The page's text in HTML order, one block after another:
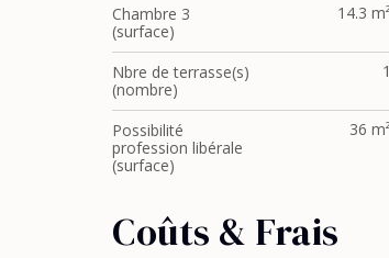
Chambre 3
(surface)
14.3 m²
Nbre de terrasse(s)
(nombre)
1
Possibilité
profession libérale
(surface)
36 m²
Coûts & Frais